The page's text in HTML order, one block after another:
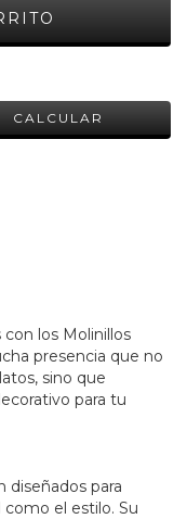
CALCULAR
los Molinillos
presencia que no
sino que
para tu
diseñados para
el estilo. Su